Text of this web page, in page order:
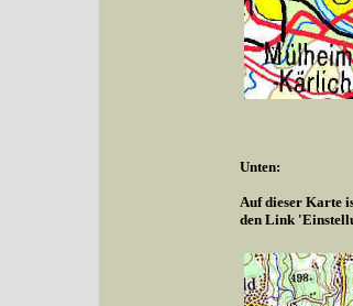
Unten:
Auf dieser Karte
den Link